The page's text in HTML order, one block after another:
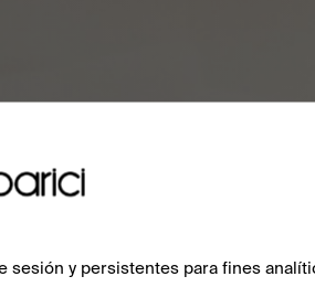
sesión y persistentes para fines